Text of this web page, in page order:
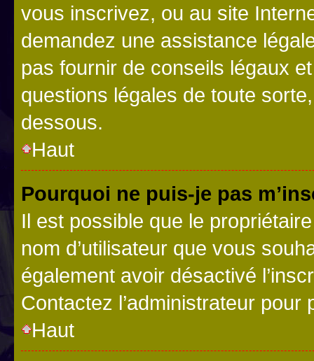
vous inscrivez, ou au site
demandez une assistance
pas fournir de conseils légaux
questions légales de toute
dessous.
Haut
Pourquoi ne puis-je pas
Il est possible que le
nom d’utilisateur que vous
également avoir désactivé
Contactez l’administrateur
Haut